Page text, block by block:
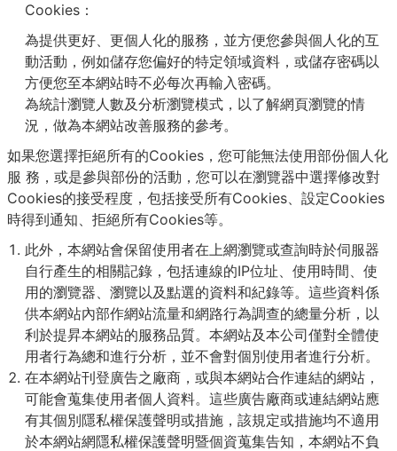
Cookies：
為提供更好、更個人化的服務，並方便您參與個人化的互
動活動，例如儲存您偏好的特定領域資料，或儲存密碼以
方便您至本網站時不必每次再輸入密碼。
為統計瀏覽人數及分析瀏覽模式，以了解網頁瀏覽的情
況，做為本網站改善服務的參考。
如果您選擇拒絕所有的Cookies，您可能無法使用部份個人化
服 務，或是參與部份的活動，您可以在瀏覽器中選擇修改對
Cookies的接受程度，包括接受所有Cookies、設定Cookies
時得到通知、拒絕所有Cookies等。
此外，本網站會保留使用者在上網瀏覽或查詢時於伺服器
自行產生的相關記錄，包括連線的IP位址、使用時間、使
用的瀏覽器、瀏覽以及點選的資料和紀錄等。這些資料係
供本網站內部作網站流量和網路行為調查的總量分析，以
利於提昇本網站的服務品質。本網站及本公司僅對全體使
用者行為總和進行分析，並不會對個別使用者進行分析。
在本網站刊登廣告之廠商，或與本網站合作連結的網站，
可能會蒐集使用者個人資料。這些廣告廠商或連結網站應
有其個別隱私權保護聲明或措施，該規定或措施均不適用
於本網站網隱私權保護聲明暨個資蒐集告知，本網站不負